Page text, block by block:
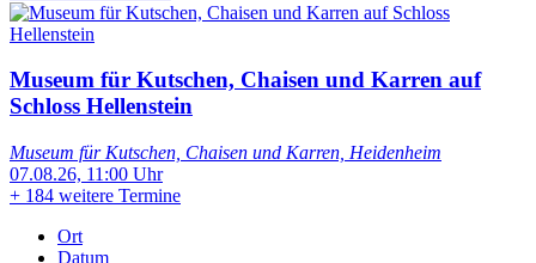
Museum für Kutschen, Chaisen und Karren auf
Schloss Hellenstein
Museum für Kutschen, Chaisen und Karren, Heidenheim
07.08.26, 11:00 Uhr
+ 184 weitere Termine
Ort
Datum